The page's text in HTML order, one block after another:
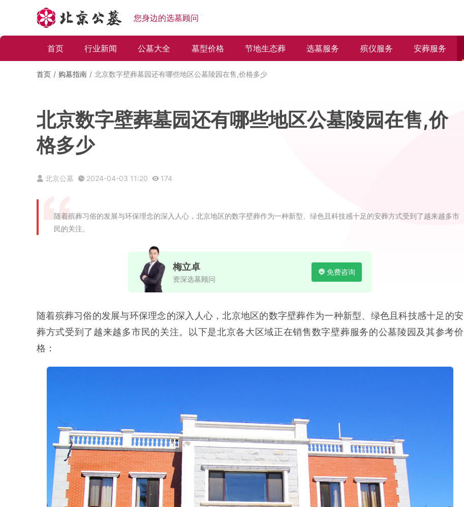
您身边的选墓顾问
首页 行业新闻 公墓大全 墓型价格 节地生态葬 选墓服务 殡仪服务 安葬服务
首页 购墓指南 北京数字壁葬墓园还有哪些地区公墓陵园在售,价格多少
北京数字壁葬墓园还有哪些地区公墓陵园在售,价
格多少
北京公墓 2024-04-03 11:20 174
随着殡葬习俗的发展与环保理念的深入人心，北京地区的数字壁葬作为一种新型、绿色且科技感十足的安葬方式受到了越来越多市
民的关注。
梅立卓
资深选墓顾问
免费咨询
随着殡葬习俗的发展与环保理念的深入人心，北京地区的数字壁葬作为一种新型、绿色且科技感十足的安
葬方式受到了越来越多市民的关注。以下是北京各大区域正在销售数字壁葬服务的公墓陵园及其参考价
格：